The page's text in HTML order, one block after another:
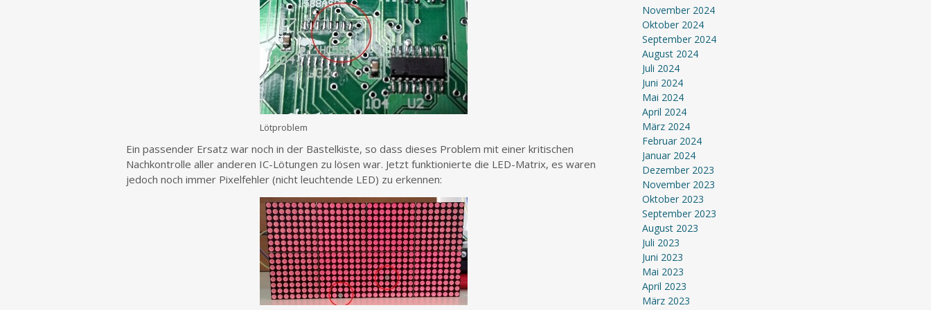
Lötproblem
Ein passender Ersatz war noch in der Bastelkiste, so dass dieses Problem mit einer kritischen
Nachkontrolle aller anderen IC-Lötungen zu lösen war. Jetzt funktionierte die LED-Matrix, es waren
jedoch noch immer Pixelfehler (nicht leuchtende LED) zu erkennen:
November 2024
Oktober 2024
September 2024
August 2024
Juli 2024
Juni 2024
Mai 2024
April 2024
März 2024
Februar 2024
Januar 2024
Dezember 2023
November 2023
Oktober 2023
September 2023
August 2023
Juli 2023
Juni 2023
Mai 2023
April 2023
März 2023